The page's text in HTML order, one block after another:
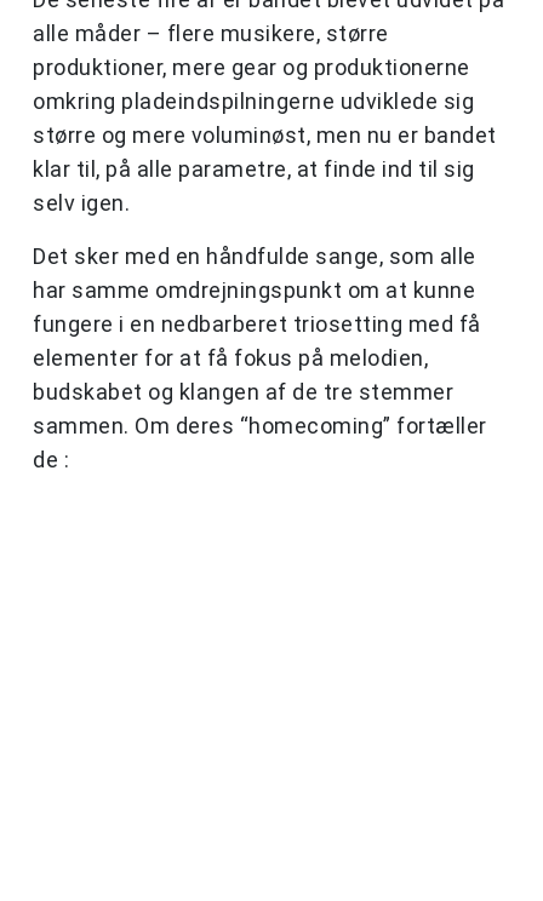
alle måder – flere musikere, større
produktioner, mere gear og produktionerne
omkring pladeindspilningerne udviklede sig
større og mere voluminøst, men nu er bandet
klar til, på alle parametre, at finde ind til sig
selv igen.
Det sker med en håndfulde sange, som alle
har samme omdrejningspunkt om at kunne
fungere i en nedbarberet triosetting med få
elementer for at få fokus på melodien,
budskabet og klangen af de tre stemmer
sammen. Om deres “homecoming” fortæller
de :